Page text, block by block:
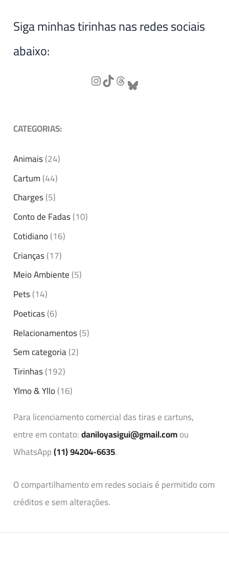
Siga minhas tirinhas nas redes sociais
abaixo:
CATEGORIAS:
Animais(24)
Cartum(44)
Charges(5)
Conto de Fadas(10)
Cotidiano(16)
Crianças(17)
Meio Ambiente(5)
Pets(14)
Poeticas(6)
Relacionamentos(5)
Sem categoria(2)
Tirinhas(192)
Ylmo & Yllo(16)
Para licenciamento comercial das tiras e cartuns,
entre em contato:daniloyasigui@gmail.comou
WhatsApp(11) 94204-6635.
O compartilhamento em redes sociais é permitido com
créditos e sem alterações.